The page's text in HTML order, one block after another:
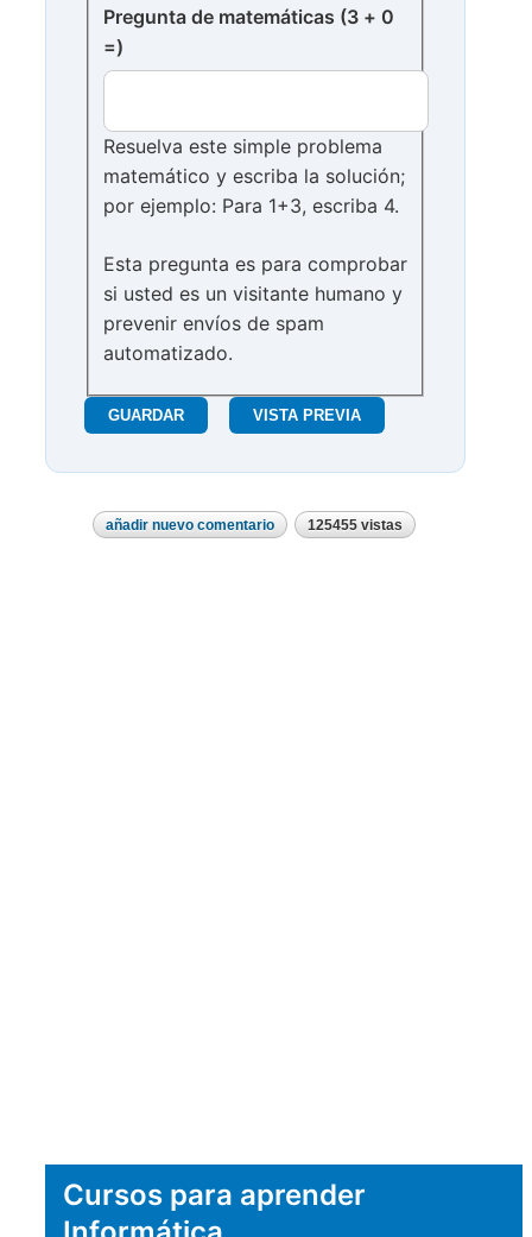
Pregunta de matemáticas (3 + 0
=)
Resuelva este simple problema
matemático y escriba la solución;
por ejemplo: Para 1+3, escriba 4.
Esta pregunta es para comprobar
si usted es un visitante humano y
prevenir envíos de spam
automatizado.
añadir nuevo comentario 125455 vistas
Cursos para aprender